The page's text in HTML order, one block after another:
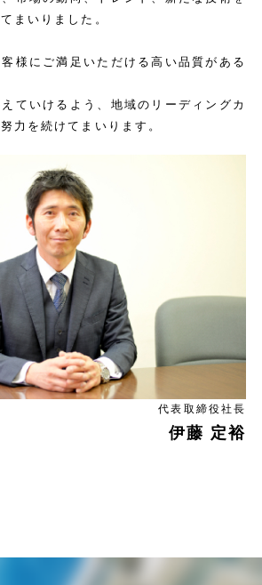
まいりました。
様にご満足いただける高い品質がある
ていけるよう、地域のリーディングカ
力を続けてまいります。
代表取締役社長
伊藤 定裕